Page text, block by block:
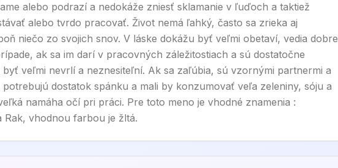
alebo podrazí a nedokáže zniesť sklamanie v ľuďoch a taktiež
alebo tvrdo pracovať. Život nemá ľahký, často sa zrieka aj
niečo zo svojich snov. V láske dokážu byť veľmi obetaví, vedia dobre
ak sa im darí v pracovných záležitostiach a sú dostatočne
veľmi nevrlí a neznesiteľní. Ak sa zaľúbia, sú vzornými partnermi a
dostatok spánku a mali by konzumovať veľa zeleniny, sóju a
namáha očí pri práci. Pre toto meno je vhodné znamenia :
Rak, vhodnou farbou je žltá.